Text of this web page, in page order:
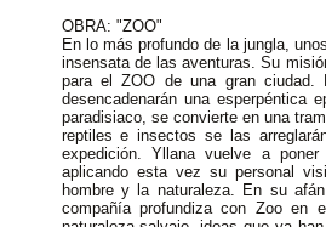
OBRA: "ZOO"
En lo más profundo de la jungla,
insensata de las aventuras. Su
para el ZOO de una gran ciudad.
desencadenarán una esperpéntica
paradisiaco, se convierte en una
reptiles e insectos se las
expedición. Yllana vuelve a
aplicando esta vez su personal
hombre y la naturaleza. En su
compañía profundiza con Zoo en